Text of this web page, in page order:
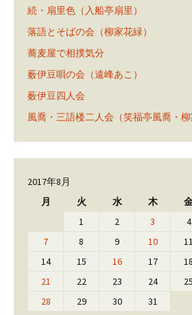
続・扇里色（入船亭扇里）
落語とそばの会（柳家花緑）
蕎麦屋で相撲気分
薮伊豆唄の会（遠峰あこ）
薮伊豆四人会
風喬・三語楼二人会（笑福亭風喬・柳
2017年8月
月
火 水 木
1 2 3 4
7
8 9 10 11
14
15 16 17 18
21
22 23 24 25
28
29 30 31